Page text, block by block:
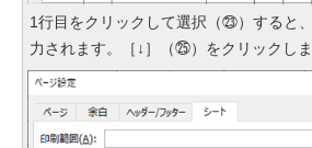
1行目をクリックして選択（㉓）すると
力されます。［↓］（㉕）をクリックし